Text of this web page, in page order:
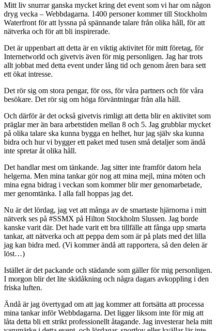
Mitt liv snurrar ganska mycket kring det event som vi har om någon
dryg vecka – Webbdagarna. 1400 personer kommer till Stockholm
Waterfront för att lyssna på spännande talare från olika håll, för att
nätverka och för att bli inspirerade.
Det är uppenbart att detta är en viktig aktivitet för mitt företag, för
Internetworld och givetvis även för mig personligen. Jag har trots
allt jobbat med detta event under lång tid och genom åren bara sett
ett ökat intresse.
Det rör sig om stora pengar, för oss, för våra partners och för våra
besökare. Det rör sig om höga förväntningar från alla håll.
Och därför är det också givetvis rimligt att detta blir en aktivitet som
präglar mer än bara arbetstiden mellan 8 och 5. Jag grubblar mycket
på olika talare ska kunna bygga en helhet, hur jag själv ska kunna
bidra och hur vi bygger ett paket med tusen små detaljer som ändå
inte spretar åt olika håll.
Det handlar mest om tänkande. Jag sitter inte framför datorn hela
helgerna. Men mina tankar gör nog att mina mejl, mina möten och
mina egna bidrag i veckan som kommer blir mer genomarbetade,
mer genomtänka. I alla fall hoppas jag det.
Nu är det lördag, jag vet att många av de smartaste hjärnorna i mitt
nätverk ses på #SSMX på Hilton Stockholm Slussen. Jag borde
kanske varit där. Det hade varit ett bra tillfälle att fånga upp smarta
tankar, att nätverka och att peppa dem som är på plats med det lilla
jag kan bidra med. (Vi kommer ändå att rapportera, så den delen är
löst…)
Istället är det packande och städande som gäller för mig personligen.
I morgon blir det lite skidåkning och några dagars avkoppling i den
friska luften.
Ändå är jag övertygad om att jag kommer att fortsätta att processa
mina tankar inför Webbdagarna. Det ligger liksom inte för mig att
låta detta bli ett strikt professionellt åtagande. Jag investerar hela mitt